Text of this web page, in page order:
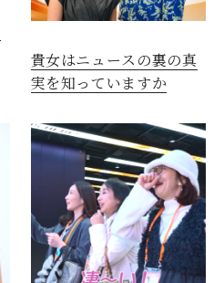
貴女はニュースの裏の真
実を知っていますか